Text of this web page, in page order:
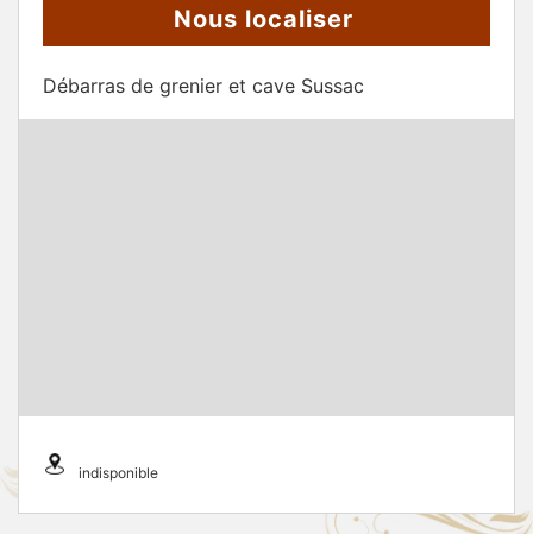
Nous localiser
Débarras de grenier et cave Sussac
indisponible